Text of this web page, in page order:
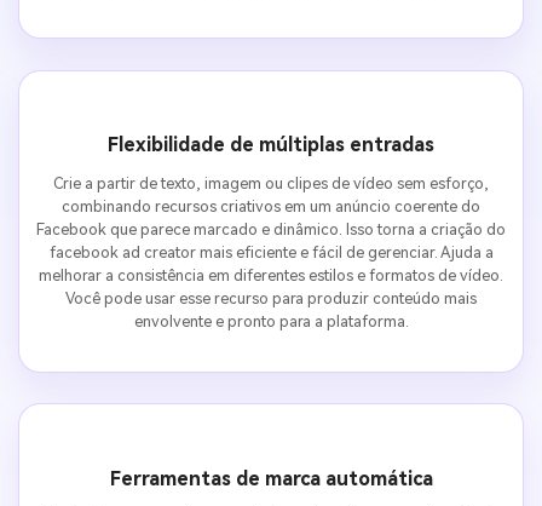
Flexibilidade de múltiplas entradas
Crie a partir de texto, imagem ou clipes de vídeo sem esforço,
combinando recursos criativos em um anúncio coerente do
Facebook que parece marcado e dinâmico. Isso torna a criação do
facebook ad creator mais eficiente e fácil de gerenciar. Ajuda a
melhorar a consistência em diferentes estilos e formatos de vídeo.
Você pode usar esse recurso para produzir conteúdo mais
envolvente e pronto para a plataforma.
Ferramentas de marca automática